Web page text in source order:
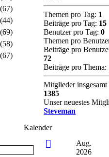
(67)
(44)
(69)
(58)
(67)
Themen pro Tag: 1
Beiträge pro Tag: 15
Benutzer pro Tag:0
Themen pro
Beiträge pro
72
Beiträge pro Thema:
Mitglieder insgesamt
1385
Unser neuestes
Steveman
Kalender
Aug.
2026